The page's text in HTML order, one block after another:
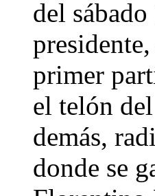
del
primer
el telón
demás,
donde se